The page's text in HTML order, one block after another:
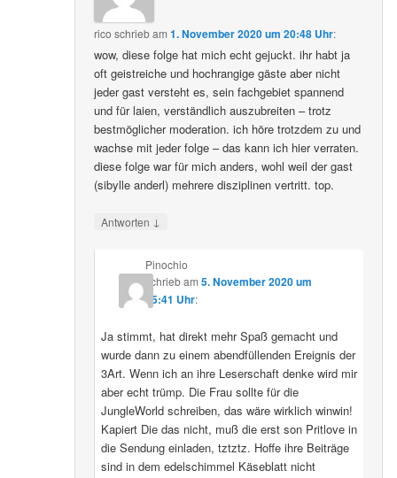
rico schriebam1. November 2020 um 20:48 Uhr:
wow, diese folge hat mich echt gejuckt. ihr habt ja
oft geistreiche und hochrangige gäste aber nicht
jeder gast versteht es, sein fachgebiet spannend
und für laien, verständlich auszubreiten – trotz
bestmöglicher moderation. ich höre trotzdem zu und
wachse mit jeder folge – das kann ich hier verraten.
diese folge war für mich anders, wohl weil der gast
(sibylle anderl) mehrere disziplinen vertritt. top.
Antworten ↓
Pinochio
schriebam 5. November 2020 um
05:41 Uhr:
Ja stimmt, hat direkt mehr Spaß gemacht und
wurde dann zu einem abendfüllenden Ereignis der
3Art. Wenn ich an ihre Leserschaft denke wird mir
aber echt trümp. Die Frau sollte für die
JungleWorld schreiben, das wäre wirklich winwin!
Kapiert Die das nicht, muß die erst son Pritlove in
die Sendung einladen, tztztz. Hoffe ihre Beiträge
sind in dem edelschimmel Käseblatt nicht